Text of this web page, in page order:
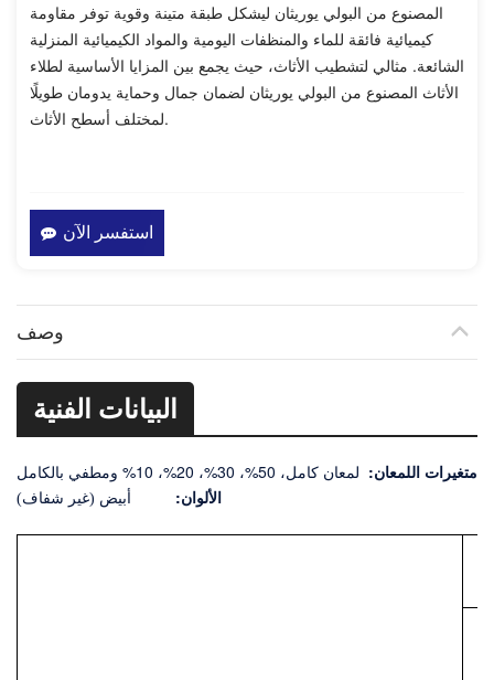
المصنوع من البولي يوريثان ليشكل طبقة متينة وقوية توفر مقاومة
كيميائية فائقة للماء والمنظفات اليومية والمواد الكيميائية المنزلية
الشائعة. مثالي لتشطيب الأثاث، حيث يجمع بين المزايا الأساسية لطلاء
الأثاث المصنوع من البولي يوريثان لضمان جمال وحماية يدومان طويلًا
لمختلف أسطح الأثاث.
استفسر الآن
وصف
البيانات الفنية
متغيرات اللمعان: لمعان كامل، 50%، 30%، 20%، 10% ومطفي بالكامل
الألوان:
أبيض (غير شفاف)